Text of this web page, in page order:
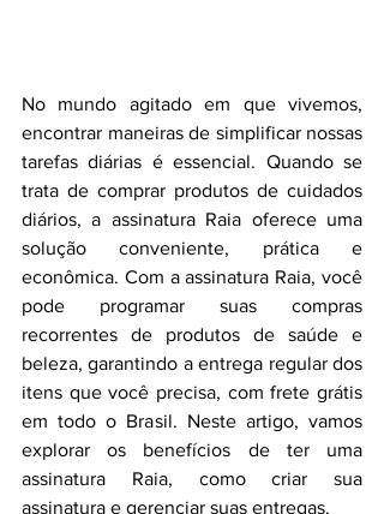
No mundo agitado em que vivemos,
encontrar maneiras de simplificar nossas
tarefas diárias é essencial. Quando se
trata de comprar produtos de cuidados
diários, a assinatura Raia oferece uma
solução conveniente, prática e
econômica. Com a assinatura Raia, você
pode programar suas compras
recorrentes de produtos de saúde e
beleza, garantindo a entrega regular dos
itens que você precisa, com frete grátis
em todo o Brasil. Neste artigo, vamos
explorar os benefícios de ter uma
assinatura Raia, como criar sua
assinatura e gerenciar suas entregas.